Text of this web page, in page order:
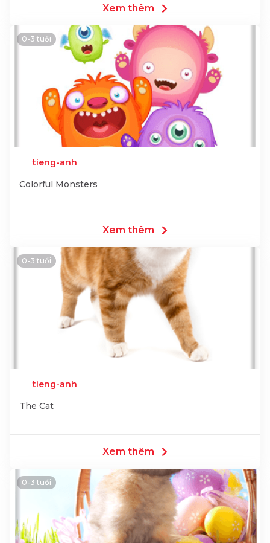
Xem thêm
0-3 tuổi
tieng-anh
Colorful Monsters
Xem thêm
0-3 tuổi
tieng-anh
The Cat
Xem thêm
0-3 tuổi